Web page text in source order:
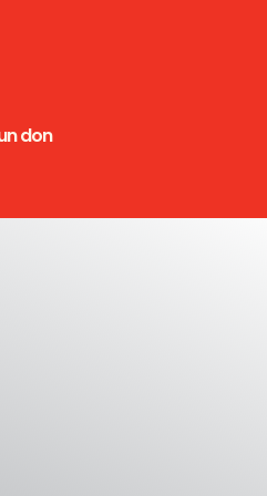
don